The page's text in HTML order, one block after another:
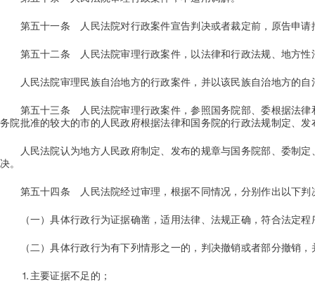
第五十一条 人民法院对行政案件宣告判决或者裁定前，原告申
第五十二条 人民法院审理行政案件，以法律和行政法规、地方
人民法院审理民族自治地方的行政案件，并以该民族自治地方的自
第五十三条
人民法院审理行政案件，参照国务院部、委根据法
务院批准的较大的市的人民政府根据法律和国务院的行政法规制定、发
人民法院认为地方人民政府制定、发布的规章与国务院部、委制定
决。
第五十四条 人民法院经过审理，根据不同情况，分别作出以下判
（一）具体行政行为证据确凿，适用法律、法规正确，符合法定程
（二）具体行政行为有下列情形之一的，判决撤销或者部分撤销，
⒈主要证据不足的；